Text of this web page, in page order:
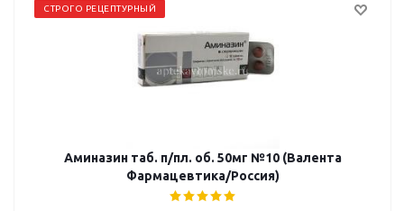
СТРОГО РЕЦЕПТУРНЫЙ
Аминазин таб. п/пл. об. 50мг №10 (Валента
Фармацевтика/Россия)